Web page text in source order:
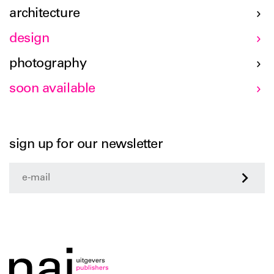
architecture
design
photography
soon available
sign up for our newsletter